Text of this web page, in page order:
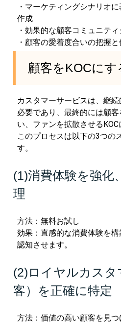
・マーケティングシナリオ
作成
・効果的な顧客コミュニテ
・顧客の愛着度合いの把握
顧客をKOCに
カスタマーサービスは、継
必要であり、最終的には顧
い、ファンを拡散させるKOC
このプロセスは以下の3つの
す。
(1)消費体験を強化
理
方法：無料お試し
効果：直感的な消費体験を
認知させます。
(2)ロイヤルカスタ
客）を正確に特定
方法：価値の高い顧客を見